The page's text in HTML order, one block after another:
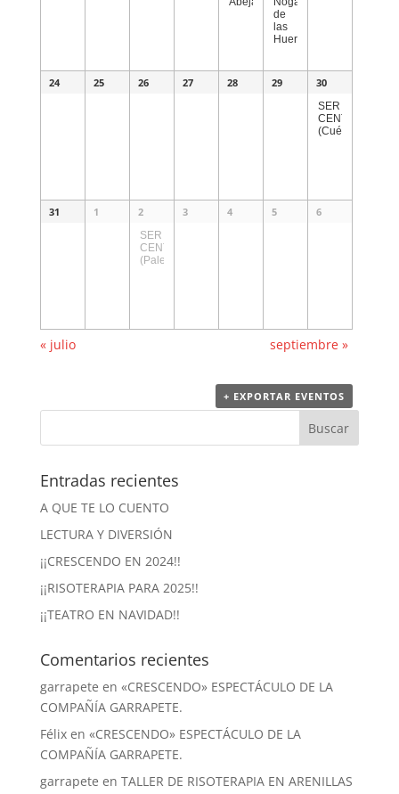
de
las
Huertas)
24 25 26 27 28 29 30
SER
CENTELLA
(Cuéllar)
31 1 2
SER
CENTELLA
(Palencia)
3 4 5 6
«julio septiembre»
+ EXPORTAR EVENTOS
Entradas recientes
A QUE TE LO CUENTO
LECTURA Y DIVERSIÓN
¡¡CRESCENDO EN 2024!!
¡¡RISOTERAPIA PARA 2025!!
¡¡TEATRO EN NAVIDAD!!
Comentarios recientes
garrapete en «CRESCENDO» ESPECTÁCULO DE LA
COMPAÑÍA GARRAPETE.
Félixen «CRESCENDO» ESPECTÁCULO DE LA
COMPAÑÍA GARRAPETE.
garrapete en TALLER DE RISOTERAPIA EN ARENILLAS